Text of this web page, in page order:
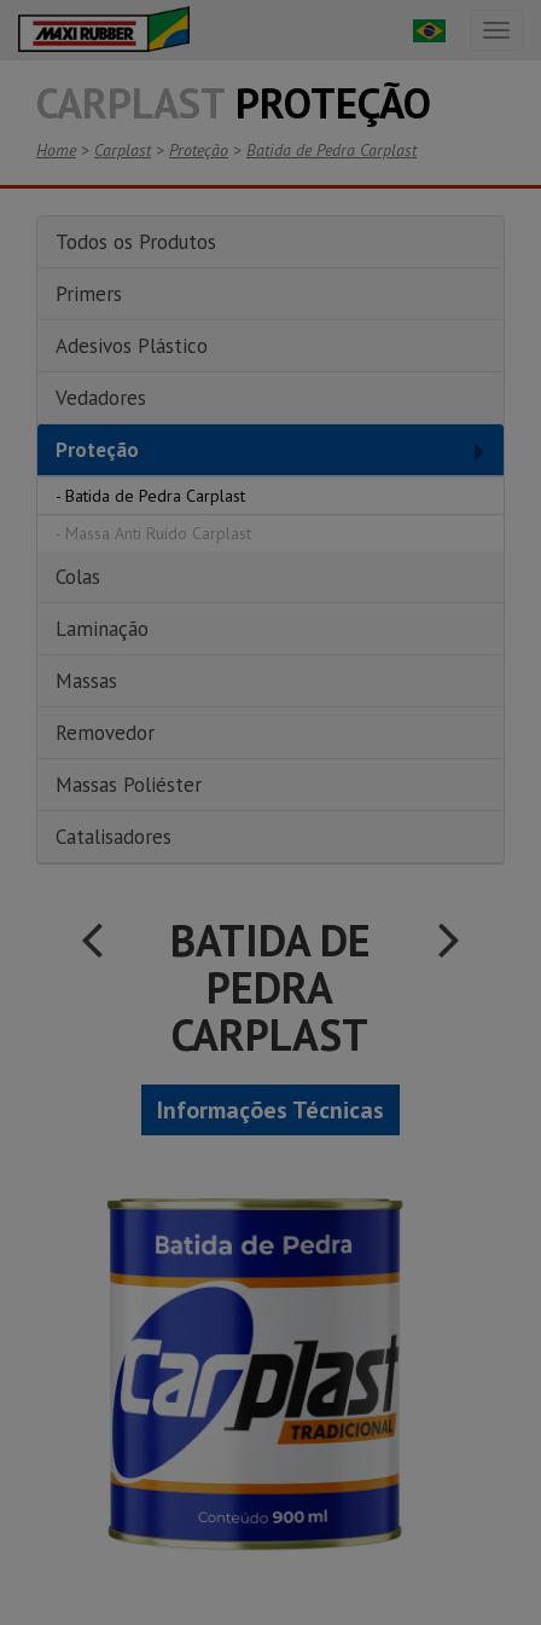
CARPLAST PROTEÇÃO
Home > Carplast > Proteção > Batida de Pedra Carplast
Todos os Produtos
Primers
Adesivos Plástico
Vedadores
Proteção
- Batida de Pedra Carplast
- Massa Anti Ruído Carplast
Colas
Laminação
Massas
Removedor
Massas Poliéster
Catalisadores
BATIDA DE
PEDRA
CARPLAST
Informações Técnicas